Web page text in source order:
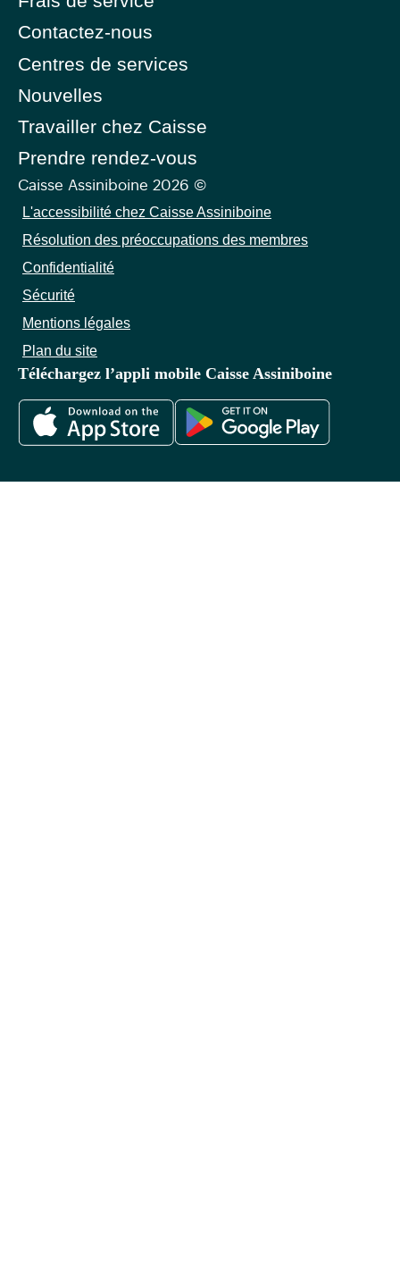
Contactez-nous
Centres de services
Nouvelles
Travailler chez Caisse
Prendre rendez-vous
Caisse Assiniboine 2026 ©
L'accessibilité chez Caisse Assiniboine
Résolution des préoccupations des membres
Confidentialité
Sécurité
Mentions légales
Plan du site
Téléchargez l’appli mobile Caisse Assiniboine